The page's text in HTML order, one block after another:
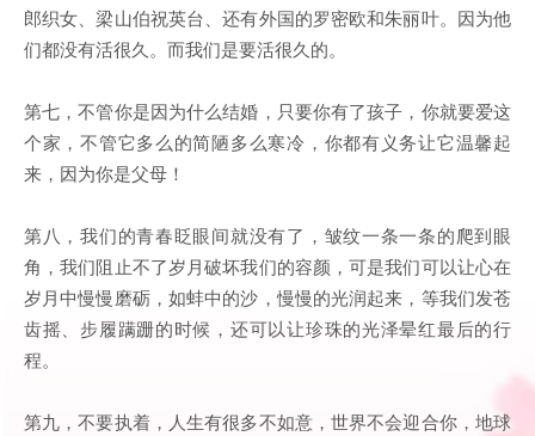
郎织女、梁山伯祝英台、还有外国的罗密欧和朱丽叶。因为他
们都没有活很久。而我们是要活很久的。
第七，不管你是因为什么结婚，只要你有了孩子，你就要爱这
个家，不管它多么的简陋多么寒冷，你都有义务让它温馨起
来，因为你是父母！
第八，我们的青春眨眼间就没有了，皱纹一条一条的爬到眼
角，我们阻止不了岁月破坏我们的容颜，可是我们可以让心在
岁月中慢慢磨砺，如蚌中的沙，慢慢的光润起来，等我们发苍
齿摇、步履蹒跚的时候，还可以让珍珠的光泽晕红最后的行
程。
第九，不要执着，人生有很多不如意，世界不会迎合你，地球